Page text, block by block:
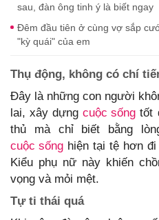
sau, đàn ông tinh ý là biết ngay
Đêm đầu tiên ở cùng vợ sắp
"kỳ quái" của em
Thụ động, không có chí
Đây là những con người
lai, xây dựngcuộc sống tốt
thủ mà chỉ biết bằng
cuộc sống hiện tại tệ hơn
Kiểu phụ nữ này khiến
vọng và mỏi mệt.
Tự ti thái quá